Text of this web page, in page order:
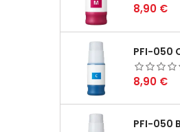
Preço
8,90 €
Preço
8,90 €